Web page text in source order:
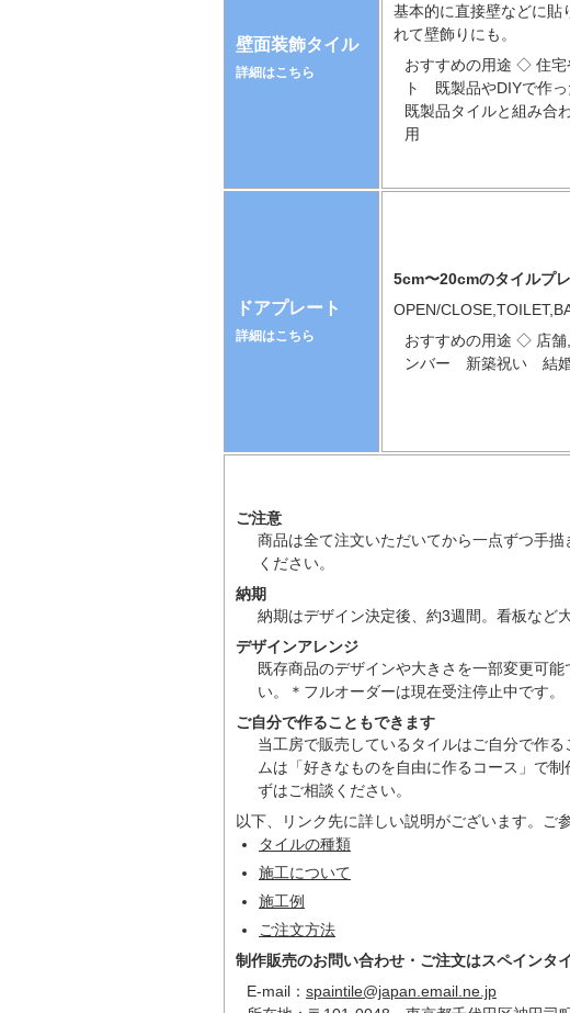
壁面装飾タイル
詳細はこちら
基本的に直接壁などに貼
れて壁飾りにも。
おすすめの用途 ◇ 住
ト 既製品やDIYで作
既製品タイルと組み合
用
ドアプレート
詳細はこちら
5cm〜20cmのタイルプ
OPEN/
おすすめの用途 ◇ 店
ンバー 新築祝い 結
ご注意
商品は全て注文いただいてから一点ずつ手
ください。
納期
納期はデザイン決定後、約3週間。看板など
デザインアレンジ
既存商品のデザインや大きさを一部変更可
い。＊フルオーダーは現在受注停止中です。
ご自分で作ることもできます
当工房で販売しているタイルはご自分で作る
ムは「好きなものを自由に作るコース」で
ずはご相談ください。
以下、リンク先に詳しい説明がございます。ご
タイルの種類
施工について
施工例
ご注文方法
制作販売のお問い合わせ・ご注文はスペインタ
E-mail： spaintile@japan.email.ne.jp